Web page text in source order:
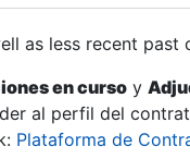
as less recent past
en curso y
al perfil del
Plataforma de